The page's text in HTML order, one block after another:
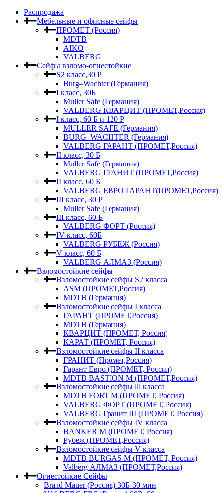
Распродажа
Мебельные и офисные сейфы
ПРОМЕТ (Россия)
MDTB
AIKO
VALBERG
Сейфы взломо-огнестойкие
S2 класс,30 Р
Burg–Wachter (Германия)
I класс, 30Б
Muller Safe (Германия)
VALBERG КВАРЦИТ (ПРОМЕТ,Россия)
I класс, 60 Б и 120 Р
MULLER SAFE (Германия)
BURG–WACHTER (Германия)
VALBERG ГАРАНТ (ПРОМЕТ,Россия)
II класс, 30 Б
Muller Safe (Германия)
VALBERG ГРАНИТ (ПРОМЕТ,Россия)
II класс, 60 Б
VALBERG ЕВРО ГАРАНТ(ПРОМЕТ,Россия)
III класс, 30 Р
Muller Safe (Германия)
III класс, 60 Б
VALBERG ФОРТ (Россия)
IV класс, 60Б
VALBERG РУБЕЖ (Россия)
V класс, 60 Б
VALBERG АЛМАЗ (Россия)
Взломостойкие сейфы
Взломостойкие сейфы S2 класса
ASM (ПРОМЕТ,Россия)
MDTB (Германия)
Взломостойкие сейфы I класса
ГАРАНТ (ПРОМЕТ,Россия)
MDTB (Германия)
КВАРЦИТ (ПРОМЕТ, Россия)
КАРАТ (ПРОМЕТ, Россия)
Взломостойкие сейфы II класса
ГРАНИТ (Промет,Россия)
Гарант Евро (ПРОМЕТ, Россия)
MDTB BASTION M (ПРОМЕТ,Россия)
Взломостойкие сейфы lll класса
MDTB FORT M (ПРОМЕТ, Россия)
VALBERG ФОРТ (ПРОМЕТ, Россия)
VALBERG Гранит III (ПРОМЕТ, Россия)
Взломостойкие сейфы IV класса
BANKER M (ПРОМЕТ, Россия)
Рубеж (ПРОМЕТ,Россия)
Взломостойкие сейфы V класса
MDTB BURGAS M (ПРОМЕТ, Россия)
Valberg АЛМАЗ (ПРОМЕТ,Россия)
Огнестойкие Сейфы
Brand Mauer (Россия) 30Б-30 мин